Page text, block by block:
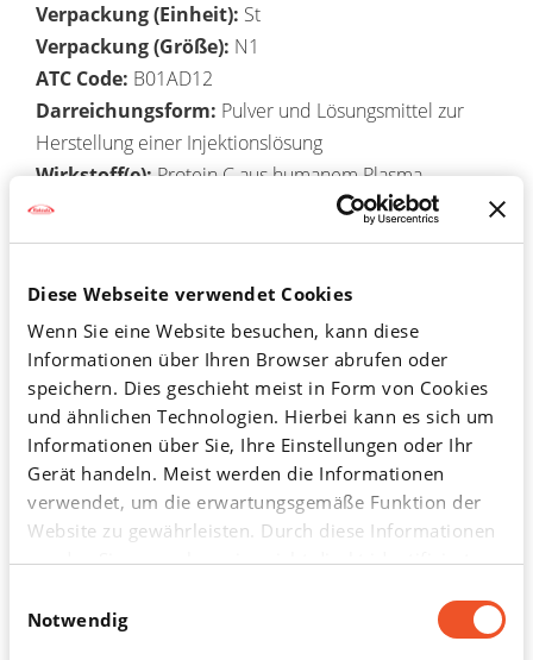
Diese Webseite verwendet Cookies
Wenn Sie eine Website besuchen, kann diese
Informationen über Ihren Browser abrufen oder
speichern. Dies geschieht meist in Form von Cookies
und ähnlichen Technologien. Hierbei kann es sich um
Informationen über Sie, Ihre Einstellungen oder Ihr
Gerät handeln. Meist werden die Informationen
verwendet, um die erwartungsgemäße Funktion der
Website zu gewährleisten. Durch diese Informationen
werden Sie normalerweise nicht direkt identifiziert.
Erlebnis geboten werden. Da wir Ihr Recht auf
Notwendig
Verpackung (Einheit): St
Verpackung (Größe): N1
ATC Code: B01AD12
Darreichungsform: Pulver und Lösungsmittel zur
Herstellung einer Injektionslösung
Wirkstoff(e):Protein C aus humanem Plasma,
gereinigt durch monoklonale Mausantikörper
Wirkstoff(e) und Menge:500 I.E. Protein C aus
Mausantikörper
Adcetris® 50 mg Pulver für
ein Konzentrat zur
Herstellung einer
Infusionslösung
Herstellung einer Infusionslösung.